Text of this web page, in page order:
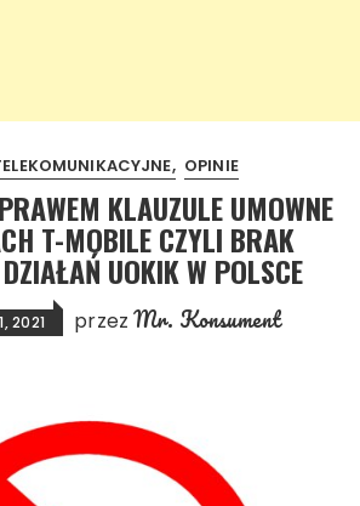
OPINIE
KLAUZULE UMOWNE
T-MOBILE CZYLI BRAK
UOKIK W POLSCE
2021 przezMr. Konsument